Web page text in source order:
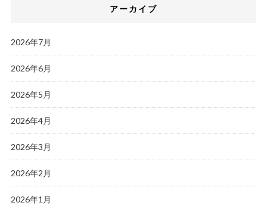
アーカイブ
2026年7月
2026年6月
2026年5月
2026年4月
2026年3月
2026年2月
2026年1月